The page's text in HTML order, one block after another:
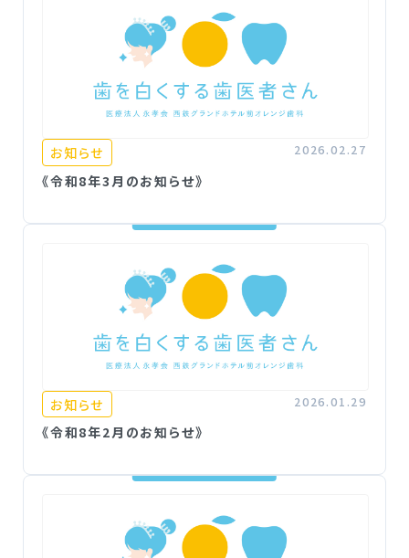
お知らせ 2026.02.27
《令和8年3月のお知らせ》
お知らせ 2026.01.29
《令和8年2月のお知らせ》